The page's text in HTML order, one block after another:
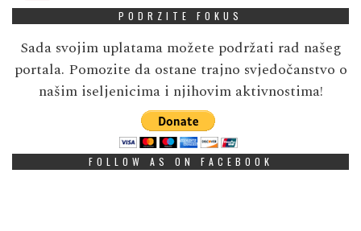
PODRZITE FOKUS
Sada svojim uplatama možete podržati rad našeg
portala. Pomozite da ostane trajno svjedočanstvo o
našim iseljenicima i njihovim aktivnostima!
FOLLOW AS ON FACEBOOK